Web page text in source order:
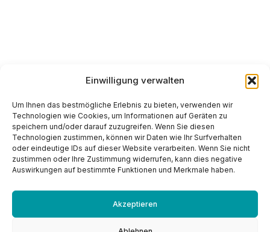
Einwilligung verwalten
Um Ihnen das bestmögliche Erlebnis zu bieten, verwenden wir
Technologien wie Cookies, um Informationen auf Geräten zu
speichern und/oder darauf zuzugreifen. Wenn Sie diesen
Technologien zustimmen, können wir Daten wie Ihr Surfverhalten
oder eindeutige IDs auf dieser Website verarbeiten. Wenn Sie nicht
zustimmen oder Ihre Zustimmung widerrufen, kann dies negative
Auswirkungen auf bestimmte Funktionen und Merkmale haben.
Akzeptieren
2026 POMTAVA S.A. Nonceruz 2
CH - 2732 Reconvilier
+41 (0)32 481 15 14
info@pomtava.com